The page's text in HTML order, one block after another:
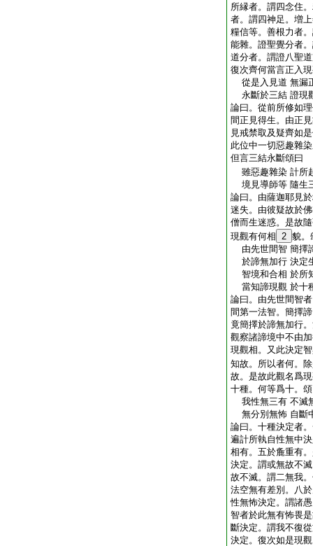
所縁者。謂四念住
者。謂四神足。増
糧信等。善根力者
能雜。證聖覺分者
道分者。謂證八聖
復次齊何當言正入
從是入見道 無漏
永斷於三結 證現
論曰。從前所修如
間正見得生。由正
見戒禁取及疑齊如
此位中一切惡趣雜
但言三結永斷頌曰
雖惡趣雜染 計所
境見導師等 隨生
論曰。由薩迦耶見
迷失。由彼疑故於
僧而生迷惑。是故
現觀有何相 2 貌。
由先世間智 簡擇
於諦無加行 決定
智境和合相 於所
當知諦現觀 於十
論曰。由先世間智
間第一法智。簡擇
竟簡擇於諦無加行
觀察諸諦境中不由
現觀相。又此決定
知故。所以者何。
故。是故此觀名爲
十種。何等爲十。
我性無三有 不滅
無分別無怖 自斷
論曰。十種決定者
遍計所執自性無中
相有。五於麁重有
決定。謂或無故不
故不滅。謂二無我
法空無有差別。八
性無怖決定。謂諸
智者於此無有怖畏
斷決定。謂我不復
決定。復次如是現